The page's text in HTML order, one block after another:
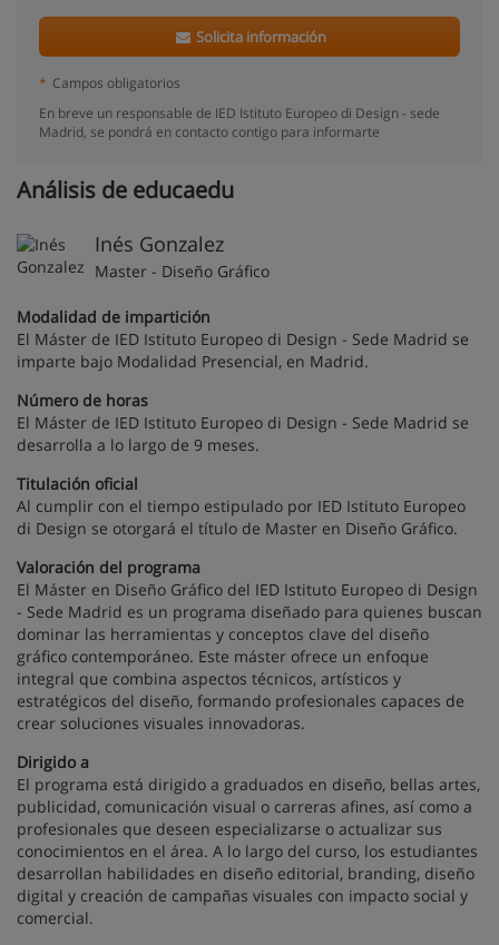
Solicita información
* Campos obligatorios
En breve un responsable de IED Istituto Europeo di Design - sede
Madrid, se pondrá en contacto contigo para informarte
Análisis de educaedu
Inés Gonzalez
Master - Diseño Gráfico
Modalidad de impartición
El Máster de IED Istituto Europeo di Design - Sede Madrid se
imparte bajo Modalidad Presencial, en Madrid.
Número de horas
El Máster de IED Istituto Europeo di Design - Sede Madrid se
desarrolla a lo largo de 9 meses.
Titulación oficial
Al cumplir con el tiempo estipulado por IED Istituto Europeo
di Design se otorgará el título de Master en Diseño Gráfico.
Valoración del programa
El Máster en Diseño Gráfico del IED Istituto Europeo di Design
- Sede Madrid es un programa diseñado para quienes buscan
dominar las herramientas y conceptos clave del diseño
gráfico contemporáneo. Este máster ofrece un enfoque
integral que combina aspectos técnicos, artísticos y
estratégicos del diseño, formando profesionales capaces de
crear soluciones visuales innovadoras.
Dirigido a
El programa está dirigido a graduados en diseño, bellas artes,
publicidad, comunicación visual o carreras afines, así como a
profesionales que deseen especializarse o actualizar sus
conocimientos en el área. A lo largo del curso, los estudiantes
desarrollan habilidades en diseño editorial, branding, diseño
digital y creación de campañas visuales con impacto social y
comercial.